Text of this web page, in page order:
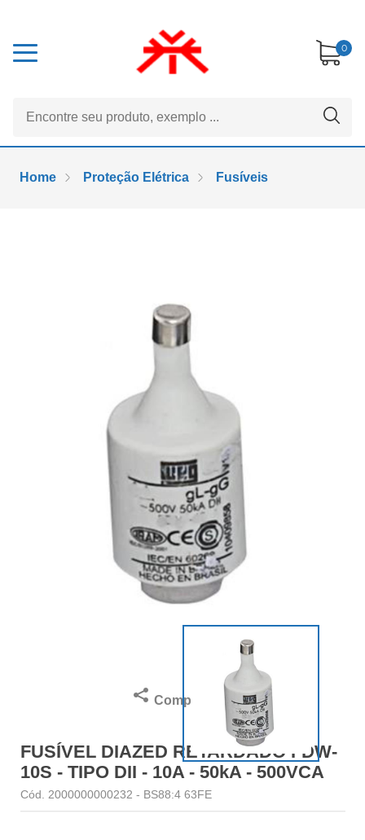
0
Home Proteção Elétrica Fusíveis
Compartilhar
FUSÍVEL DIAZED RETARDADO FDW-
10S - TIPO DII - 10A - 50kA - 500VCA
Cód. 2000000000232 - BS88:4 63FE